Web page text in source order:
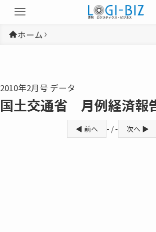
ホーム
2010年2月号 データ
国土交通省 月例経済報
◀ 前へ - / - 次へ ▶